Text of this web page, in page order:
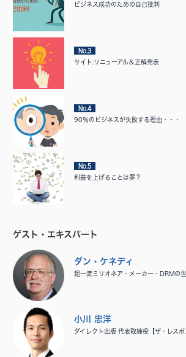
ビジネス成功のための自己批判
No.3
サイト:リニューアル＆正解発表
No.4
90％のビジネスが失敗する理由・・・
No.5
利益を上げることは罪？
ゲスト・エキスパート
ダン・ケネディ
超一流ミリオネア・メーカー・DRMの
小川 忠洋
ダイレクト出版 代表取締役【ザ・レスポ